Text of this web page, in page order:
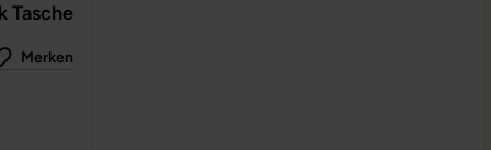
Tasche
von 5 Sternen
Merken